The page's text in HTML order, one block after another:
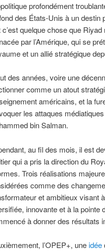
profondément
des États-Unis à un destin
c’est quelque chose que
par l’Amérique, qui se
et un allié stratégique
des années, voire une
comme un atout
américains, et la
les attaques
bin Salman.
au fil des mois, il est
qui a pris la direction du
Trois réalisations
comme des
et ambitieux visant
innovante et à la pointe
à donner des résultats
l’OPEP+, uneidée